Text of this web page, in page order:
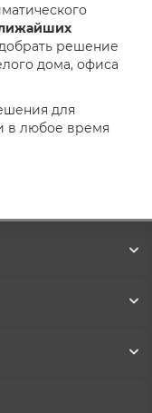
решение
дома, офиса
для
в любое время